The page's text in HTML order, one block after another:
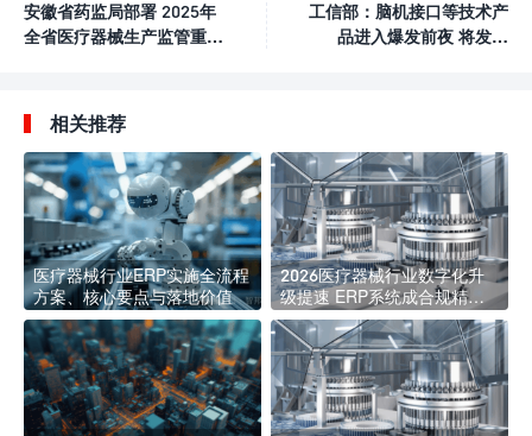
安徽省药监局部署 2025年
全省医疗器械生产监管重点
工信部：脑机接口等技术产
品进入爆发前夜 将发布
相关推荐
医疗器械行业ERP实施全流程
方案、核心要点与落地价值
2026医疗器械行业数字化升
级提速 ERP系统成合规精益
管理核心标配